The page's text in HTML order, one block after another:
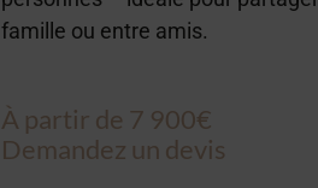
famille ou entre amis.
À partir de 7 900€
Demandez un devis